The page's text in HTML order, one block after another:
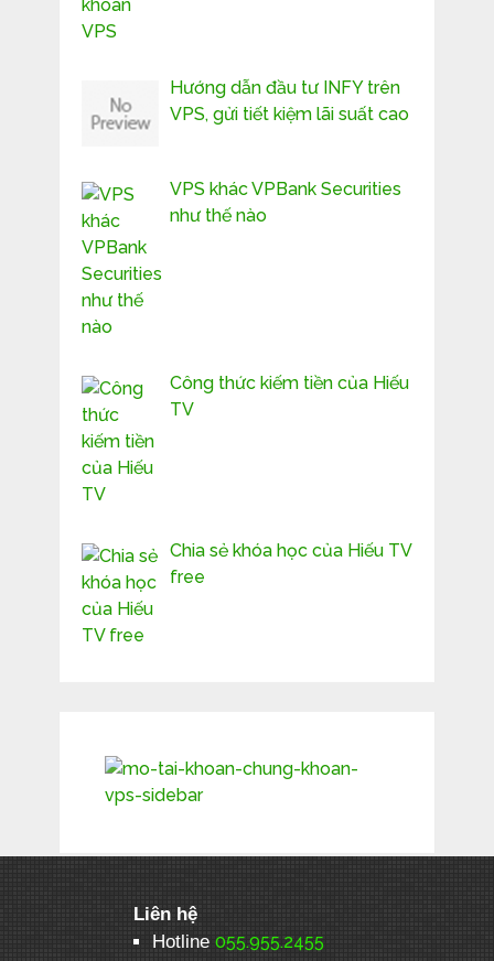
Hướng dẫn đầu tư INFY trên
VPS, gửi tiết kiệm lãi suất cao
VPS khác VPBank Securities
như thế nào
Công thức kiếm tiền của Hiếu
TV
Chia sẻ khóa học của Hiếu TV
free
Liên hệ
Hotline 055.955.2455